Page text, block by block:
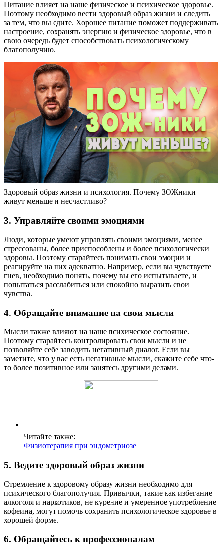
Питание влияет на наше физическое и психическое здоровье.
Поэтому необходимо вести здоровый образ жизни и следить
за тем, что вы едите. Хорошее питание поможет поддерживать
настроение, сохранять энергию и физическое здоровье, что в
свою очередь будет способствовать психологическому
благополучию.
Здоровый образ жизни и психология. Почему ЗОЖники
живут меньше и несчастливо?
3. Управляйте своими эмоциями
Люди, которые умеют управлять своими эмоциями, менее
стрессованы, более приспособлены и более психологически
здоровы. Поэтому старайтесь понимать свои эмоции и
реагируйте на них адекватно. Например, если вы чувствуете
гнев, необходимо понять, почему вы его испытываете, и
попытаться расслабиться или спокойно выразить свои
чувства.
4. Обращайте внимание на свои мысли
Мысли также влияют на наше психическое состояние.
Поэтому старайтесь контролировать свои мысли и не
позволяйте себе заводить негативный диалог. Если вы
заметите, что у вас есть негативные мысли, скажите себе что-
то более позитивное или занятесь другими делами.
Читайте также:
Физиотерапия при эндометриозе
5. Ведите здоровый образ жизни
Стремление к здоровому образу жизни необходимо для
психического благополучия. Привычки, такие как избегание
алкоголя и наркотиков, не курение и умеренное употребление
кофеина, могут помочь сохранить психологическое здоровье в
хорошей форме.
6. Обращайтесь к профессионалам